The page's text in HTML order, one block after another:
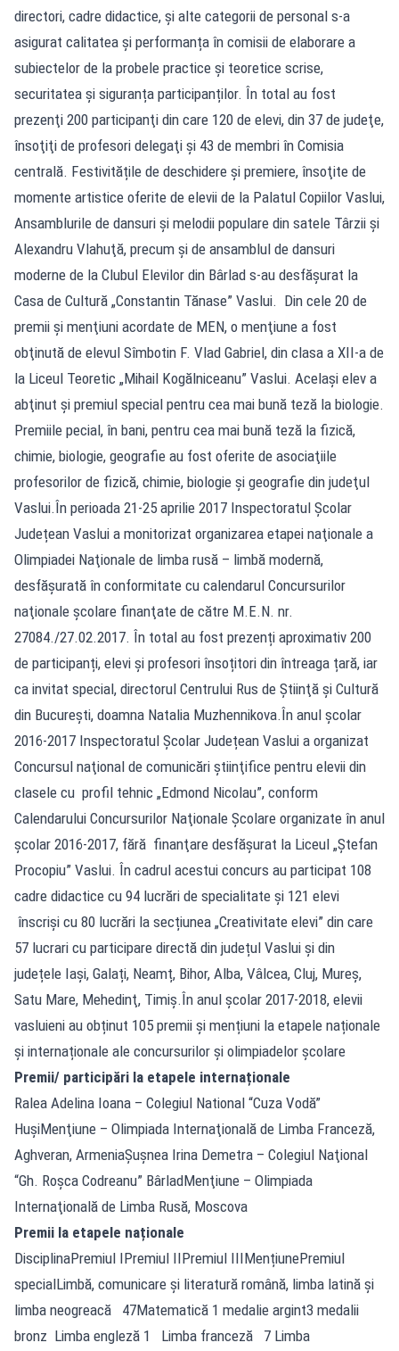
directori, cadre didactice, și alte categorii de personal s-a
asigurat calitatea și performanța în comisii de elaborare a
subiectelor de la probele practice şi teoretice scrise,
securitatea și siguranța participanților. În total au fost
prezenţi 200 participanţi din care 120 de elevi, din 37 de judeţe,
însoţiţi de profesori delegaţi şi 43 de membri în Comisia
centrală. Festivitățile de deschidere şi premiere, însoţite de
momente artistice oferite de elevii de la Palatul Copiilor Vaslui,
Ansamblurile de dansuri şi melodii populare din satele Târzii şi
Alexandru Vlahuţă, precum şi de ansamblul de dansuri
moderne de la Clubul Elevilor din Bârlad s-au desfăşurat la
Casa de Cultură „Constantin Tănase” Vaslui. Din cele 20 de
premii şi menţiuni acordate de MEN, o menţiune a fost
obţinută de elevul Sîmbotin F. Vlad Gabriel, din clasa a XII-a de
la Liceul Teoretic „Mihail Kogălniceanu” Vaslui. Acelaşi elev a
abţinut şi premiul special pentru cea mai bună teză la biologie.
Premiile pecial, în bani, pentru cea mai bună teză la fizică,
chimie, biologie, geografie au fost oferite de asociaţiile
profesorilor de fizică, chimie, biologie şi geografie din judeţul
Vaslui.În perioada 21-25 aprilie 2017 Inspectoratul Școlar
Județean Vaslui a monitorizat organizarea etapei naţionale a
Olimpiadei Naţionale de limba rusă – limbă modernă,
desfășurată în conformitate cu calendarul Concursurilor
naţionale şcolare finanţate de către M.E.N. nr.
27084./27.02.2017. În total au fost prezenți aproximativ 200
de participanți, elevi și profesori însoțitori din întreaga țară, iar
ca invitat special, directorul Centrului Rus de Ştiinţă şi Cultură
din Bucureşti, doamna Natalia Muzhennikova.În anul școlar
2016-2017 Inspectoratul Școlar Județean Vaslui a organizat
Concursul naţional de comunicări ştiinţifice pentru elevii din
clasele cu profil tehnic „Edmond Nicolau”, conform
Calendarului Concursurilor Naţionale Şcolare organizate în anul
şcolar 2016-2017, fără finanţare desfășurat la Liceul „Ștefan
Procopiu” Vaslui. În cadrul acestui concurs au participat 108
cadre didactice cu 94 lucrări de specialitate şi 121 elevi
înscrişi cu 80 lucrări la secțiunea „Creativitate elevi” din care
57 lucrari cu participare directă din județul Vaslui și din
județele Iași, Galați, Neamț, Bihor, Alba, Vâlcea, Cluj, Mureş,
Satu Mare, Mehedinţ, Timiş.În anul școlar 2017-2018, elevii
vasluieni au obținut 105 premii și mențiuni la etapele naționale
și internaționale ale concursurilor și olimpiadelor școlare
Premii/ participări la etapele internaționale
Ralea Adelina Ioana – Colegiul National “Cuza Vodă”
HuşiMenţiune – Olimpiada Internaţională de Limba Franceză,
Aghveran, ArmeniaŞuşnea Irina Demetra – Colegiul Naţional
“Gh. Roşca Codreanu” BârladMenţiune – Olimpiada
Internaţională de Limba Rusă, Moscova
Premii la etapele naționale
DisciplinaPremiul IPremiul IIPremiul IIIMențiunePremiul
specialLimbă, comunicare şi literatură română, limba latină și
limba neogreacă 47Matematică 1 medalie argint3 medalii
bronz Limba engleză 1 Limba franceză 7 Limba